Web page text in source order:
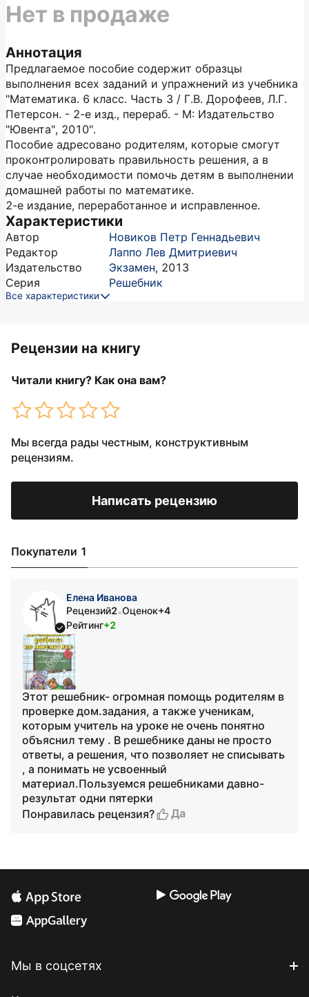
Аннотация
Предлагаемое пособие содержит образцы
выполнения всех заданий и упражнений из учебника
"Математика. 6 класс. Часть 3 / Г.В. Дорофеев, Л.Г.
Петерсон. - 2-е изд., перераб. - М: Издательство
"Ювента", 2010".
Пособие адресовано родителям, которые смогут
проконтролировать правильность решения, а в
случае необходимости помочь детям в выполнении
домашней работы по математике.
2-е издание, переработанное и исправленное.
Характеристики
Автор
Новиков Петр Геннадьевич
Редактор
Лаппо Лев Дмитриевич
Издательство
Экзамен, 2013
Серия
Решебник
Все характеристики
Нет в продаже
Рецензии на книгу
Читали книгу? Как она вам?
Мы всегда рады честным, конструктивным
рецензиям.
Написать рецензию
Покупатели 1
Елена Иванова
Рецензий2•Оценок+4
Рейтинг+2
Этот решебник- огромная помощь родителям в
проверке дом.задания, а также ученикам,
которым учитель на уроке не очень понятно
объяснил тему . В решебнике даны не просто
ответы, а решения, что позволяет не списывать
, а понимать не усвоенный
материал.Пользуемся решебниками давно-
результат одни пятерки
Понравилась рецензия?
Да
Мы в соцсетях